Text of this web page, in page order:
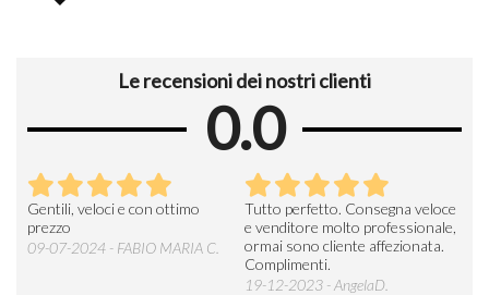
Le recensioni dei nostri clienti
0.0
Gentili, veloci e con ottimo
prezzo
09-07-2024 - FABIO MARIA C.
Tutto perfetto. Consegna veloce
e venditore molto professionale,
ormai sono cliente affezionata.
Complimenti.
19-12-2023 - AngelaD.